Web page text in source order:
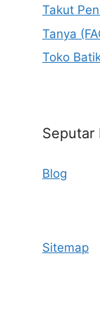
Takut
Tanya
Toko
Seputar
Blog
Sitemap